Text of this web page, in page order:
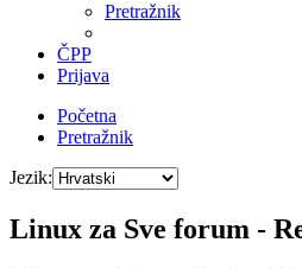
Pretražnik
ČPP
Prijava
Početna
Pretražnik
Jezik:
Linux za Sve forum -